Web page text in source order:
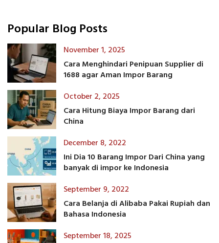
Popular Blog Posts
November 1, 2025
Cara Menghindari Penipuan Supplier di
1688 agar Aman Impor Barang
October 2, 2025
Cara Hitung Biaya Impor Barang dari
China
December 8, 2022
Ini Dia 10 Barang Impor Dari China yang
banyak di impor ke Indonesia
September 9, 2022
Cara Belanja di Alibaba Pakai Rupiah dan
Bahasa Indonesia
September 18, 2025